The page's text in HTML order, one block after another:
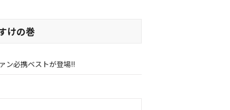
けの巻
ン必携ベストが登場!!